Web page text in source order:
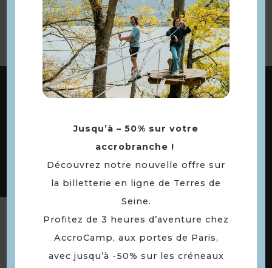
ABONNEZ-VOUS À NOTRE NEWSLETTER
DE NOTRE TERRITOIRE
Suivez-nous
Jusqu’à – 50% sur votre
accrobranche !
Découvrez notre nouvelle offre sur
la billetterie en ligne de Terres de
Seine.
Profitez de 3 heures d’aventure chez
AccroCamp, aux portes de Paris,
avec jusqu’à -50% sur les créneaux